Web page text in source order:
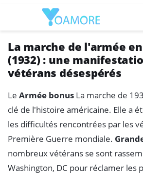
La marche de l'armée
(1932) : une
vétérans désespérés
Le Armée bonus La marche de
clé de l'histoire américaine. Elle a
les difficultés rencontrées par les
Première Guerre mondiale.
nombreux vétérans se sont
Washington, DC pour réclamer les